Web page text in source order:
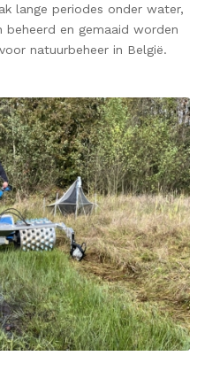
lange periodes onder water,
en gemaaid worden
voor natuurbeheer in België.